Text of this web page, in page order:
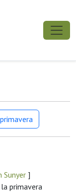
Sunyer ]
primavera